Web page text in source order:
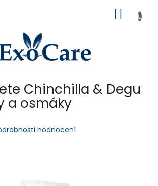
KOŠÍK
Chinchilla & Degu
a osmáky
hodnocení